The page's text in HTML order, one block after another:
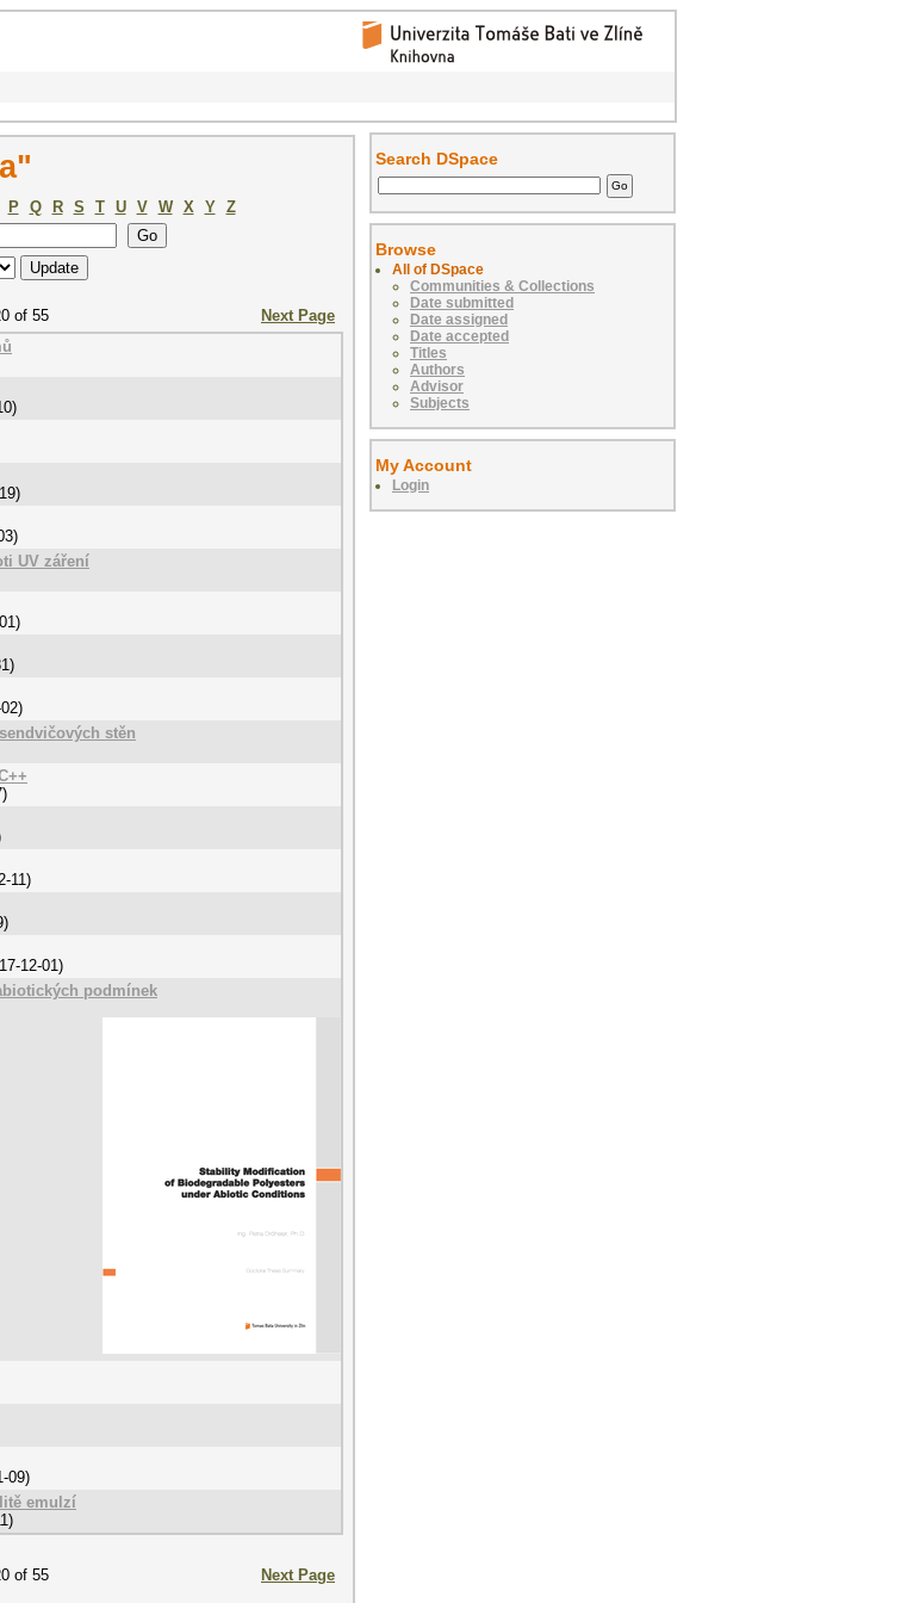
P Q R S T U V W X Y
Z
of 55
Next Page
)
)
)
UV záření
)
)
)
stěn
)
11)
)
12-01)
podmínek
09)
emulzí
)
of 55 Next Page
Search DSpace
Browse
All of DSpace
Communities & Collections
Date submitted
Date assigned
Date accepted
Titles
Authors
Advisor
Subjects
My Account
Login